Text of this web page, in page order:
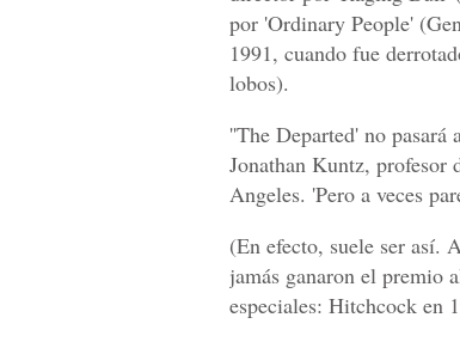
por 'Ordinary People'
1991, cuando fue
lobos).
''The Departed' no
Jonathan Kuntz, profesor
Angeles. 'Pero a veces
(En efecto, suele ser así.
jamás ganaron el premio
especiales: Hitchcock en